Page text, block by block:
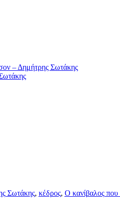
– Δημήτρης Σωτάκης
Σωτάκης, κέδρος, Ο κανίβαλος